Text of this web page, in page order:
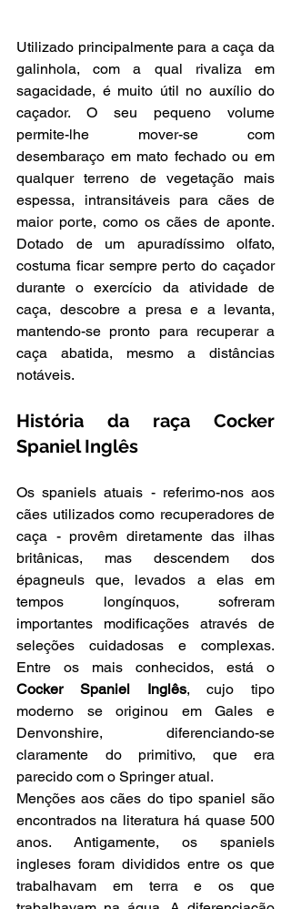
Utilizado principalmente para a caça da
galinhola, com a qual rivaliza em
sagacidade, é muito útil no auxílio do
caçador. O seu pequeno volume
permite-lhe mover-se com
desembaraço em mato fechado ou em
qualquer terreno de vegetação mais
espessa, intransitáveis para cães de
maior porte, como os cães de aponte.
Dotado de um apuradíssimo olfato,
costuma ficar sempre perto do caçador
durante o exercício da atividade de
caça, descobre a presa e a levanta,
mantendo-se pronto para recuperar a
caça abatida, mesmo a distâncias
notáveis.
História da raça Cocker
Spaniel Inglês
Os spaniels atuais - referimo-nos aos
cães utilizados como recuperadores de
caça - provêm diretamente das ilhas
britânicas, mas descendem dos
épagneuls que, levados a elas em
tempos longínquos, sofreram
importantes modificações através de
seleções cuidadosas e complexas.
Cocker Spaniel Inglês, cujo tipo
moderno se originou em Gales e
Denvonshire, diferenciando-se
claramente do primitivo, que era
parecido com o Springer atual.
Menções aos cães do tipo spaniel são
encontrados na literatura há quase 500
anos. Antigamente, os spaniels
ingleses foram divididos entre os que
trabalhavam em terra e os que